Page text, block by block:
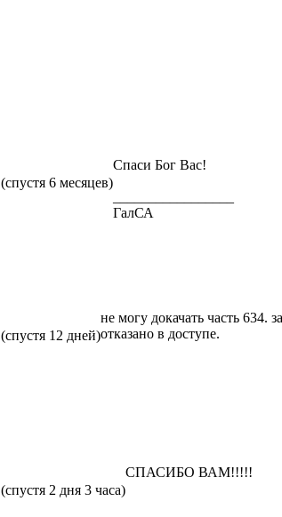
(спустя 6 месяцев)
Спаси Бог Вас!
ГалСА
(спустя 12 дней)
не могу докачать часть 634.
отказано в доступе.
(спустя 2 дня 3 часа)
СПАСИБО ВАМ!!!!!